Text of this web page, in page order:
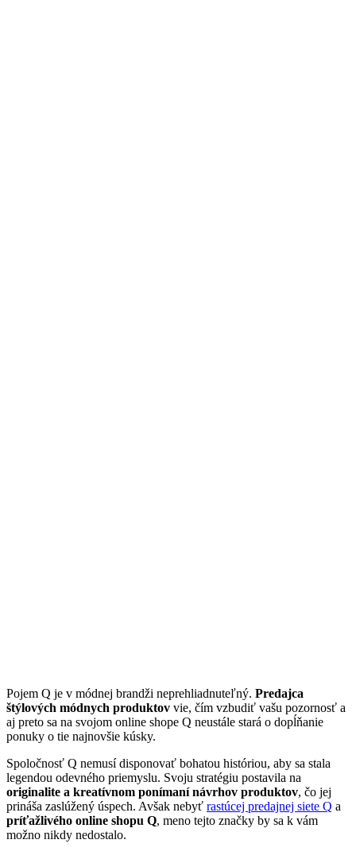
Pojem Q je v módnej brandži neprehliadnuteľný. Predajca
štýlových módnych produktov vie, čím vzbudiť vašu pozornosť a
aj preto sa na svojom online shope Q neustále stará o dopĺňanie
ponuky o tie najnovšie kúsky.
Spoločnosť Q nemusí disponovať bohatou históriou, aby sa stala
legendou odevného priemyslu. Svoju stratégiu postavila na
originalite a kreatívnom ponímaní návrhov produktov, čo jej
prináša zaslúžený úspech. Avšak nebyť rastúcej predajnej siete Q a
príťažlivého online shopu Q, meno tejto značky by sa k vám
možno nikdy nedostalo.